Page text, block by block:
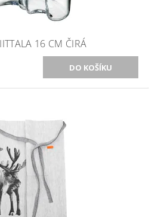
16 CM ČIRÁ